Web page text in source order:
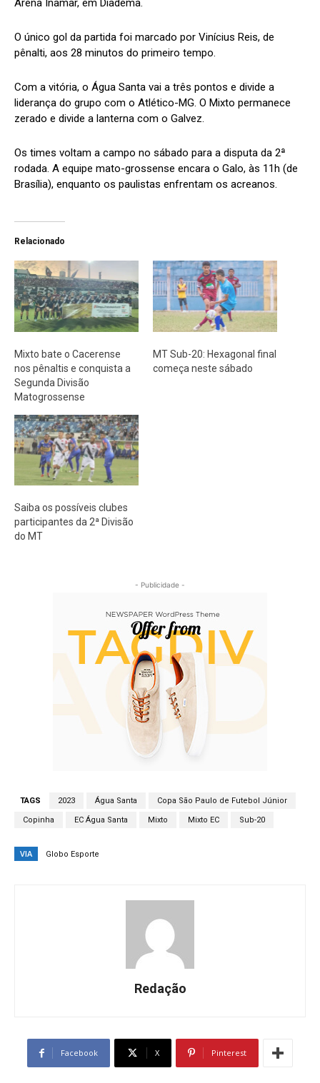
Arena Inamar, em Diadema.
O único gol da partida foi marcado por Vinícius Reis, de
pênalti, aos 28 minutos do primeiro tempo.
Com a vitória, o Água Santa vai a três pontos e divide a
liderança do grupo com o Atlético-MG. O Mixto permanece
zerado e divide a lanterna com o Galvez.
Os times voltam a campo no sábado para a disputa da 2ª
rodada. A equipe mato-grossense encara o Galo, às 11h (de
Brasília), enquanto os paulistas enfrentam os acreanos.
Relacionado
Mixto bate o Cacerense
nos pênaltis e conquista a
Segunda Divisão
Matogrossense
MT Sub-20: Hexagonal final
começa neste sábado
Saiba os possíveis clubes
participantes da 2ª Divisão
do MT
- Publicidade -
TAGS 2023 Água Santa Copa São Paulo de Futebol Júnior
Copinha EC Água Santa Mixto Mixto EC Sub-20
VIA Globo Esporte
Redação
Facebook X Pinterest